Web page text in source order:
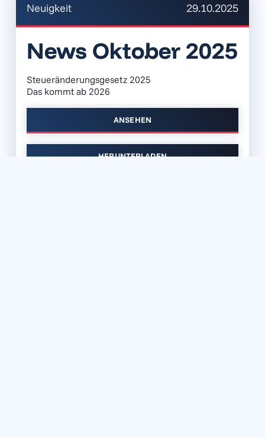
Neuigkeit 29.10.2025
News Oktober 2025
Steueränderungsgesetz 2025
Das kommt ab 2026
ANSEHEN
HERUNTERLADEN